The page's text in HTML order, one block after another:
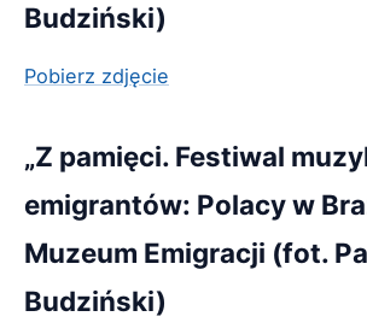
Budziński)
Pobierz zdjęcie
„Z pamięci. Festiwal
emigrantów: Polacy w
Muzeum Emigracji (fot.
Budziński)